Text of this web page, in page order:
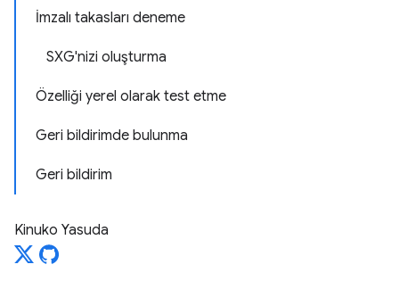
İmzalı takasları deneme
SXG'nizi oluşturma
Özelliği yerel olarak test etme
Geri bildirimde bulunma
Geri bildirim
Kinuko Yasuda